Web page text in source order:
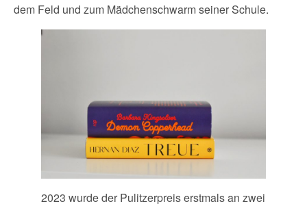
dem Feld und zum Mädchenschwarm seiner Schule.
2023 wurde der Pulitzerpreis erstmals an zwei